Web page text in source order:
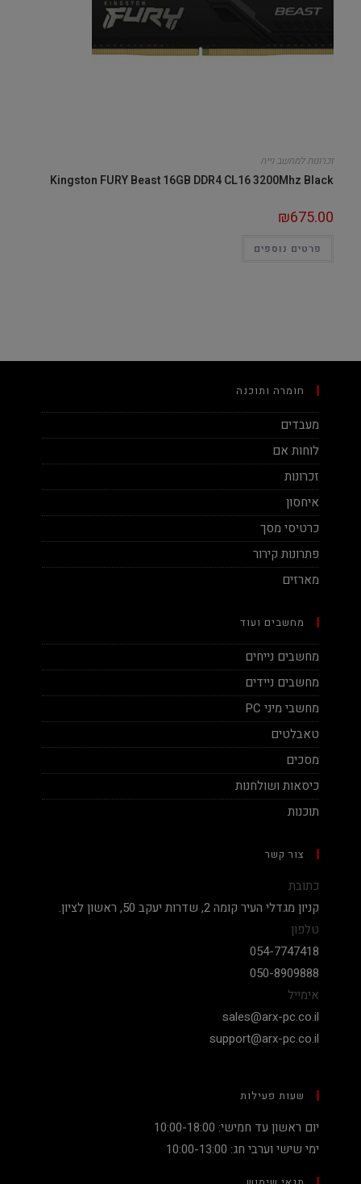
זכרונות למחשב נייח
Kingston FURY Beast 16GB DDR4 CL16 3200Mhz Black
₪675.00
פרטים נוספים
חומרה ותוכנה
מעבדים
לוחות אם
זכרונות
איחסון
כרטיסי מסך
פתרונות קירור
מארזים
מחשבים ועוד
מחשבים נייחים
מחשבים ניידים
מחשבי מיני PC
טאבלטים
מסכים
כיסאות ושולחנות
תוכנות
צור קשר
כתובת
קניון מגדלי העיר קומה 2, שדרות יעקב 50, ראשון לציון.
טלפון
054-7747418
050-8909888
אימייל
sales@arx-pc.co.il
support@arx-pc.co.il
שעות פעילות
יום ראשון עד חמישי: 10:00-18:00
ימי שישי וערבי חג: 10:00-13:00